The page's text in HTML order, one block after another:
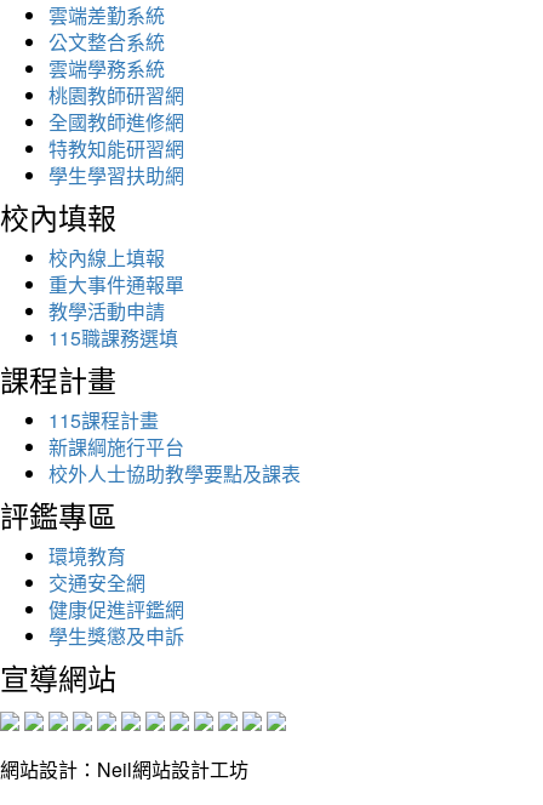
雲端差勤系統
公文整合系統
雲端學務系統
桃園教師研習網
全國教師進修網
特教知能研習網
學生學習扶助網
校內填報
校內線上填報
重大事件通報單
教學活動申請
115職課務選填
課程計畫
115課程計畫
新課綱施行平台
校外人士協助教學要點及課表
評鑑專區
環境教育
交通安全網
健康促進評鑑網
學生獎懲及申訴
宣導網站
網站設計：Neil網站設計工坊